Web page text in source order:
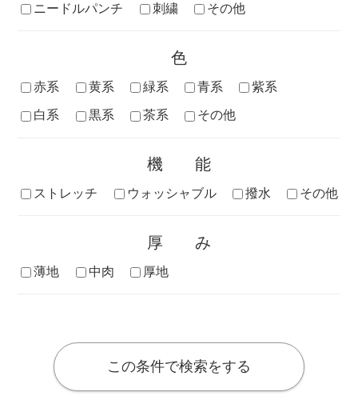
ニードルパンチ
刺繍 その他
色
赤系 黄系 緑系 青系
紫系
白系
黒系 茶系 その他
機能
ストレッチ ウォッシャブル 撥水 その他
厚み
薄地 中肉 厚地
この条件で検索をする